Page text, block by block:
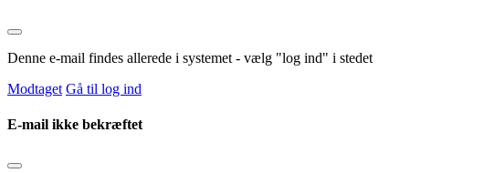
Denne e-mail findes allerede i systemet - vælg "log ind" i stedet
Modtaget Gå til log ind
E-mail ikke bekræftet